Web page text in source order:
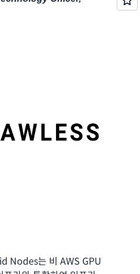
Nodes는 비 AWS GPU